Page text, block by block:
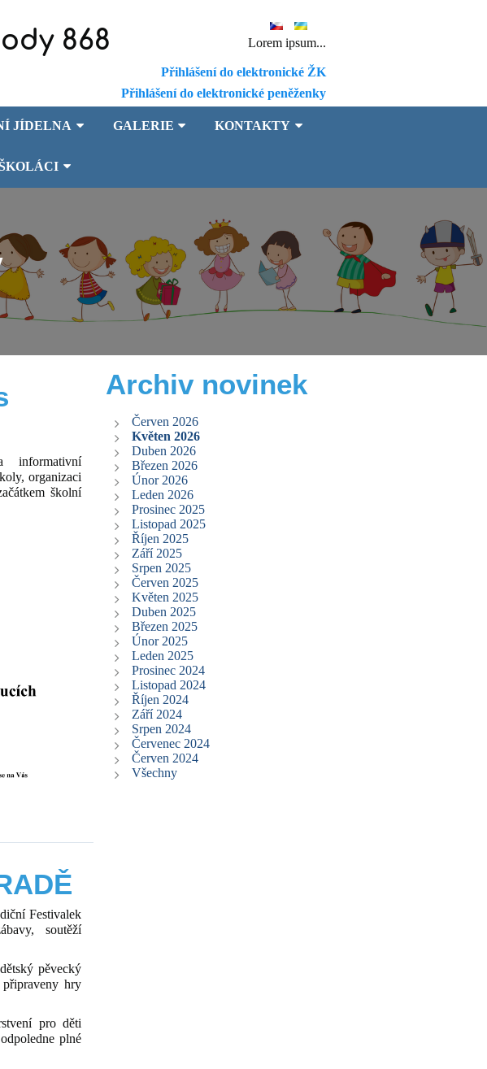
868
Přihlášení do elektronické ŽK
Lorem ipsum...
Přihlášení do elektronické peněženky
JÍDELNA GALERIE KONTAKTY
informativní
organizaci
školní
Festivalek
soutěží
pěvecký
hry
pro děti
plné
Archiv novinek
Červen 2026
Květen 2026
Duben 2026
Březen 2026
Únor 2026
Leden 2026
Prosinec 2025
Listopad 2025
Říjen 2025
Září 2025
Srpen 2025
Červen 2025
Květen 2025
Duben 2025
Březen 2025
Únor 2025
Leden 2025
Prosinec 2024
Listopad 2024
Říjen 2024
Září 2024
Srpen 2024
Červenec 2024
Červen 2024
Všechny